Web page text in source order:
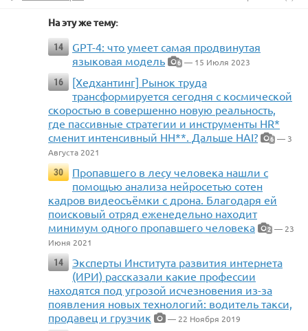
На эту же тему:
14
GPT-4: что умеет самая продвинутая
языковая модель
6 — 15 Июля 2023
16
[Хедхантинг] Рынок труда
трансформируется сегодня с космической
скоростью в совершенно новую реальность,
где пассивные стратегии и инструменты HR*
сменит интенсивный HH**. Дальше HAI?
6 — 3
Августа 2021
30
Пропавшего в лесу человека нашли с
помощью анализа нейросетью сотен
кадров видеосъёмки с дрона. Благодаря ей
поисковый отряд еженедельно находит
минимум одного пропавшего человека
2 — 23
Июня 2021
14
Эксперты Института развития интернета
(ИРИ) рассказали какие профессии
находятся под угрозой исчезновения из-за
появления новых технологий: водитель такси,
продавец и грузчик
— 22 Ноября 2019